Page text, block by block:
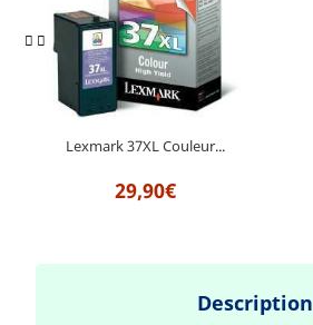
Lexmark 37XL Couleur...
29,90€
Description